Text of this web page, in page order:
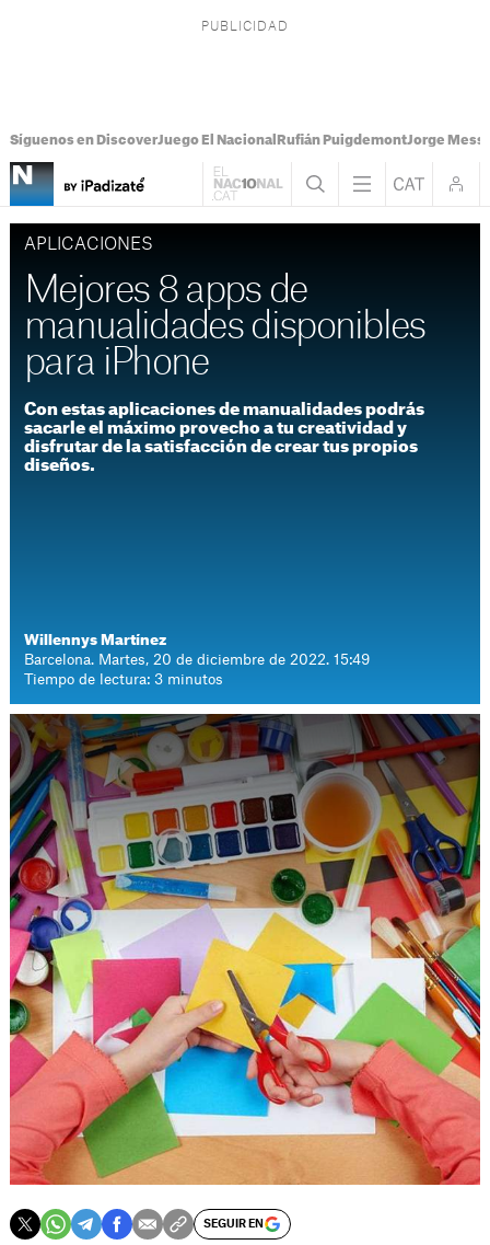
Síguenos en DiscoverJuego El Nacional Rufián PuigdemontJorge Messi
APLICACIONES
Mejores 8 apps de
manualidades disponibles
para iPhone
Con estas aplicaciones de manualidades podrás
sacarle el máximo provecho a tu creatividad y
disfrutar de la satisfacción de crear tus propios
diseños.
Willennys Martínez
Barcelona. Martes, 20 de diciembre de 2022. 15:49
Tiempo de lectura: 3 minutos
SEGUIR EN